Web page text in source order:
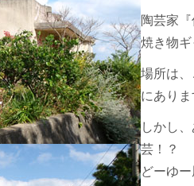
陶芸家
焼き物
場所は
にあり
しかし
芸！？
どーゆ